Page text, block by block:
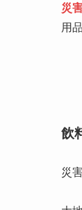
災
用
飲
災